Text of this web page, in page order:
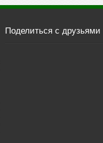
Поделиться с друзьями